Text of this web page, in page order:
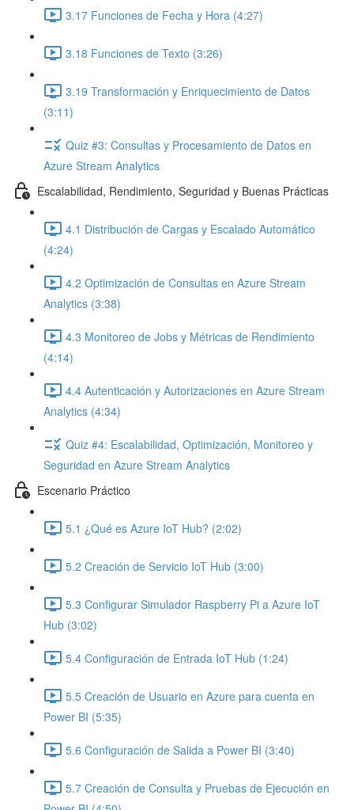
3.17 Funciones de Fecha y Hora (4:27)
3.18 Funciones de Texto (3:26)
3.19 Transformación y Enriquecimiento de Datos
(3:11)
Quiz #3: Consultas y Procesamiento de Datos en
Azure Stream Analytics
Escalabilidad, Rendimiento, Seguridad y Buenas Prácticas
4.1 Distribución de Cargas y Escalado Automático
(4:24)
4.2 Optimización de Consultas en Azure Stream
Analytics (3:38)
4.3 Monitoreo de Jobs y Métricas de Rendimiento
(4:14)
4.4 Autenticación y Autorizaciones en Azure Stream
Analytics (4:34)
Quiz #4: Escalabilidad, Optimización, Monitoreo y
Seguridad en Azure Stream Analytics
Escenario Práctico
5.1 ¿Qué es Azure IoT Hub? (2:02)
5.2 Creación de Servicio IoT Hub (3:00)
5.3 Configurar Simulador Raspberry Pi a Azure IoT
Hub (3:02)
5.4 Configuración de Entrada IoT Hub (1:24)
5.5 Creación de Usuario en Azure para cuenta en
Power BI (5:35)
5.6 Configuración de Salida a Power BI (3:40)
5.7 Creación de Consulta y Pruebas de Ejecución en